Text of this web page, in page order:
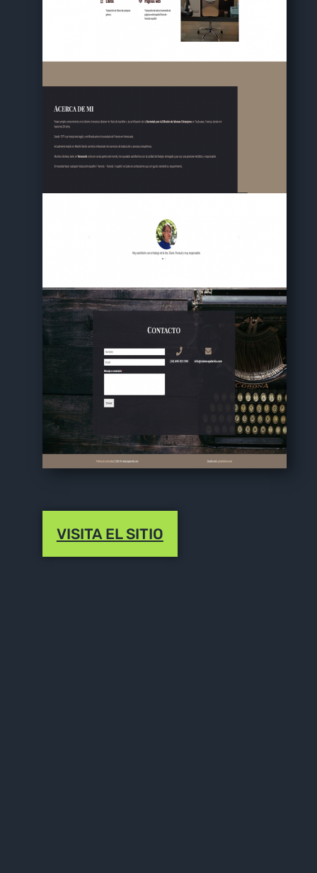
VISITA EL SITIO